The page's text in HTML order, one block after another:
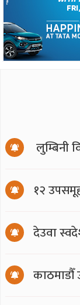
लुम्बिनी
१२
देउवा
काठमाडौँ